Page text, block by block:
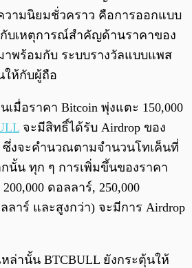
วามนิยมชั่วคราว คือการออกแบบ
บเหตุการณ์สำคัญด้านราคาของ
าพร้อมกับ ระบบรางวัลแบบแพส
ห้กับผู้ถือ
มื่อราคา Bitcoin พุ่งแตะ 150,000
จะมีสิทธิ์ได้รับ Airdrop ของ
ซึ่งจะคำนวณตามจำนวนโทเค็นที่
นั้น ทุก ๆ การเพิ่มขึ้นของราคา
ดอลลาร์, 250,000
ลาร์ และสูงกว่า) จะมีการ Airdrop
ล่านั้น BTCBULL ยังกระตุ้นให้